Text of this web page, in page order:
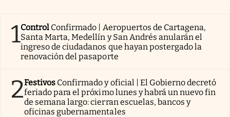
1Control Confirmado | Aeropuertos de Cartagena,
Santa Marta, Medellín y San Andrés anularán el
ingreso de ciudadanos que hayan postergado la
renovación del pasaporte
2Festivos Confirmado y oficial | El Gobierno decretó
feriado para el próximo lunes y habrá un nuevo fin
de semana largo: cierran escuelas, bancos y
oficinas gubernamentales